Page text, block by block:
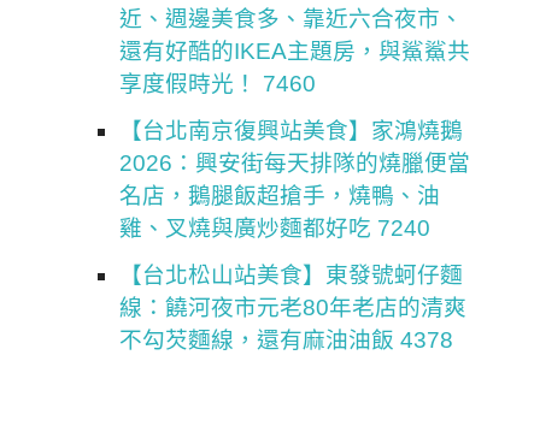
近、週邊美食多、靠近六合夜市、
還有好酷的IKEA主題房，與鯊鯊共
享度假時光！ 7460
【台北南京復興站美食】家鴻燒鵝
2026：興安街每天排隊的燒臘便當
名店，鵝腿飯超搶手，燒鴨、油
雞、叉燒與廣炒麵都好吃 7240
【台北松山站美食】東發號蚵仔麵
線：饒河夜市元老80年老店的清爽
不勾芡麵線，還有麻油油飯 4378